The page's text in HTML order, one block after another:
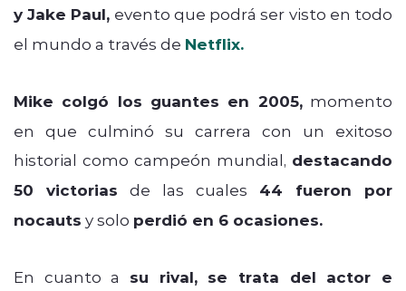
y Jake Paul, evento que podrá ser visto en todo
el mundo a través de Netflix.
Mike colgó los guantes en 2005,momento
en que culminó su carrera con un exitoso
historial como campeón mundial, destacando
50 victorias de las cuales 44 fueron por
nocauts y solo perdió en 6 ocasiones.
En cuanto a su rival, se trata del actor e